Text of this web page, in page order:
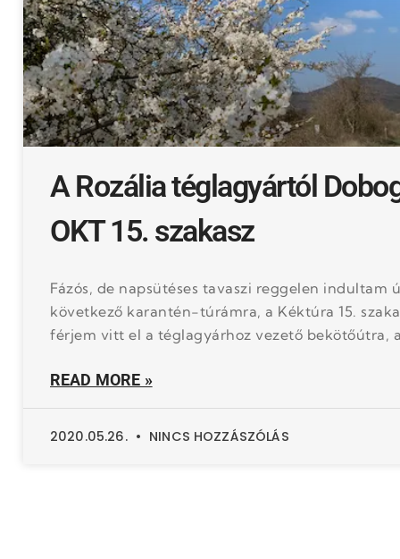
A Rozália téglagyártól
OKT 15. szakasz
Fázós, de napsütéses tavaszi reggelen indultam
következő karantén-túrámra, a Kéktúra 15.
férjem vitt el a téglagyárhoz vezető bekötőútra,
READ MORE »
2020.05.26. NINCS HOZZÁSZÓLÁS